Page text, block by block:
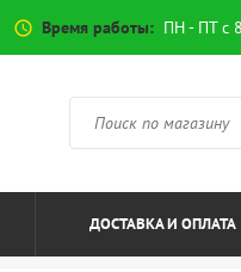
access_time Время работы: ПН - ПТ с
ДОСТАВКА И ОПЛАТА